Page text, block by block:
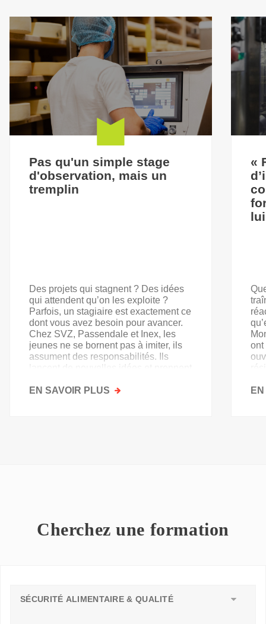
Pas qu'un simple stage
d'observation, mais un
tremplin
Des projets qui stagnent ? Des idées
qui attendent qu’on les exploite ?
Parfois, un stagiaire est exactement ce
dont vous avez besoin pour avancer.
Chez SVZ, Passendale et Inex, les
jeunes ne se bornent pas à imiter, ils
assument des responsabilités. Ils
lancent de nouvelles idées et prennent
EN SAVOIR PLUS SUR
«
ont
Cherchez une formation
SÉCURITÉ ALIMENTAIRE & QUALITÉ